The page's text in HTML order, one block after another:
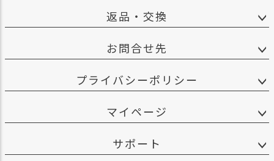
返品・交換
お問合せ先
プライバシーポリシー
マイページ
サポート